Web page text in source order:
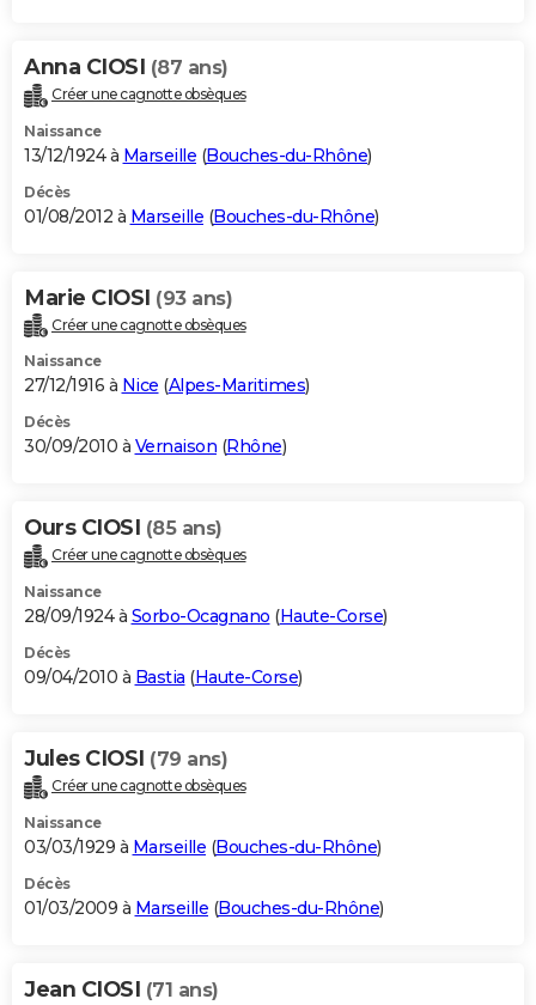
Anna CIOSI (87 ans)
Créer une cagnotte obsèques
Naissance
13/12/1924 à Marseille (Bouches-du-Rhône)
Décès
01/08/2012 à Marseille (Bouches-du-Rhône)
Marie CIOSI (93 ans)
Créer une cagnotte obsèques
Naissance
27/12/1916 à Nice (Alpes-Maritimes)
Décès
30/09/2010 à Vernaison (Rhône)
Ours CIOSI (85 ans)
Créer une cagnotte obsèques
Naissance
28/09/1924 à Sorbo-Ocagnano (Haute-Corse)
Décès
09/04/2010 à Bastia (Haute-Corse)
Jules CIOSI (79 ans)
Créer une cagnotte obsèques
Naissance
03/03/1929 à Marseille (Bouches-du-Rhône)
Décès
01/03/2009 à Marseille (Bouches-du-Rhône)
Jean CIOSI (71 ans)